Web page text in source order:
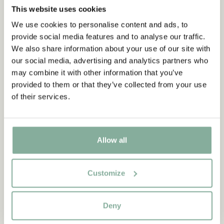
This website uses cookies
We use cookies to personalise content and ads, to
provide social media features and to analyse our traffic.
We also share information about your use of our site with
our social media, advertising and analytics partners who
may combine it with other information that you’ve
provided to them or that they’ve collected from your use
of their services.
Allow all
Customize
Deny
DIE PIPPI-LANGSTRUMPF-SAMMLUNG
NEU -15%